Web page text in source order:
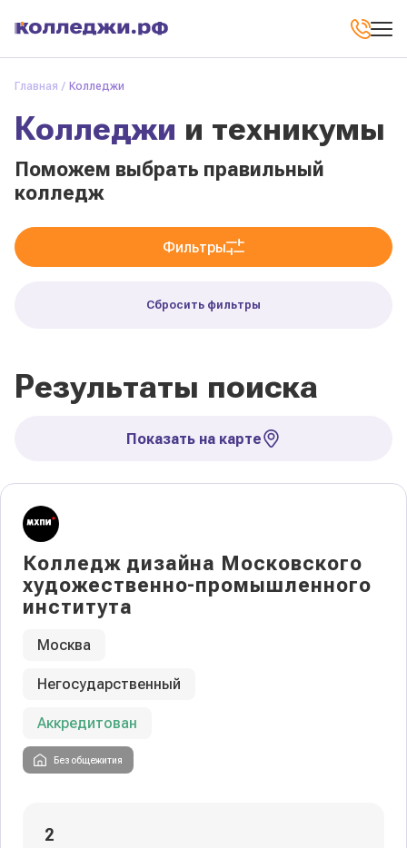
Главная Колледжи
Колледжи и техникумы
Поможем выбрать правильный
колледж
Фильтры
Сбросить фильтры
Результаты поиска
Показать на карте
Колледж дизайна Московского
художественно-промышленного
института
Москва
Негосударственный
Аккредитован
Без общежития
2